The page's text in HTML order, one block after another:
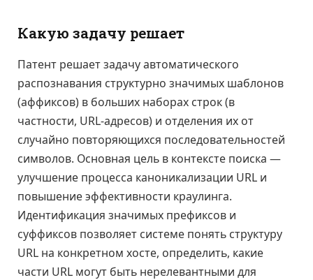
Какую задачу решает
Патент решает задачу автоматического
распознавания структурно значимых шаблонов
(аффиксов) в больших наборах строк (в
частности, URL-адресов) и отделения их от
случайно повторяющихся последовательностей
символов. Основная цель в контексте поиска —
улучшение процесса каноникализации URL и
повышение эффективности краулинга.
Идентификация значимых префиксов и
суффиксов позволяет системе понять структуру
URL на конкретном хосте, определить, какие
части URL могут быть нерелевантными для